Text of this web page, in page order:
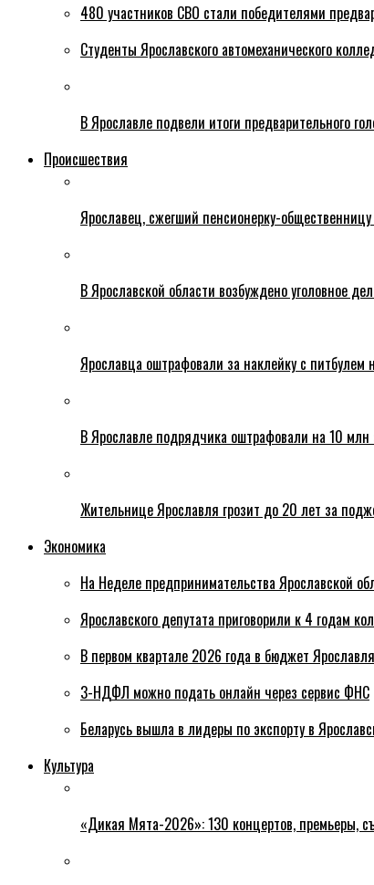
480 участников СВО стали победителями
Студенты Ярославского автомеханического
В Ярославле подвели итоги предварительного
Происшествия
Ярославец, сжегший пенсионерку-
В Ярославской области возбуждено уголовное
Ярославца оштрафовали за наклейку с питбулем
В Ярославле подрядчика оштрафовали на 10 млн
Жительнице Ярославля грозит до 20 лет за
Экономика
На Неделе предпринимательства Ярославской
Ярославского депутата приговорили к 4 годам
В первом квартале 2026 года в бюджет
3-НДФЛ можно подать онлайн через сервис ФНС
Беларусь вышла в лидеры по экспорту в
Культура
«Дикая Мята-2026»: 130 концертов, премьеры,